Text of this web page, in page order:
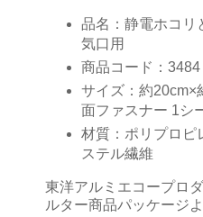
品名：静電ホコリ
気口用
商品コード：3484
サイズ：約
面ファスナー 1シ
材質：ポリプロピ
ステル繊維
東洋アルミエコープロ
ルター商品パッケージ